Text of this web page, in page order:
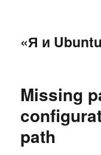
«Я и
Missing
path